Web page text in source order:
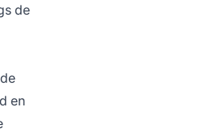
de
en